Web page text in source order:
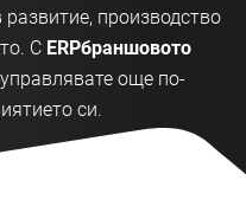
производство
С ERPбраншовото
още по-
си.